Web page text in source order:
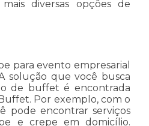
diversas opções de
para evento empresarial
solução que você busca
de buffet é encontrada
Por exemplo, com o
pode encontrar serviços
e crepe em domicílio.